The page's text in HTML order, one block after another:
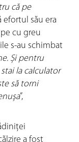
că pe
efortul său era
cu greu
s-au schimbat
Și pentru
la calculator
să torni
”,
a fost